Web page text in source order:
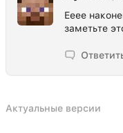
Ееее
заметьте
Актуальные версии